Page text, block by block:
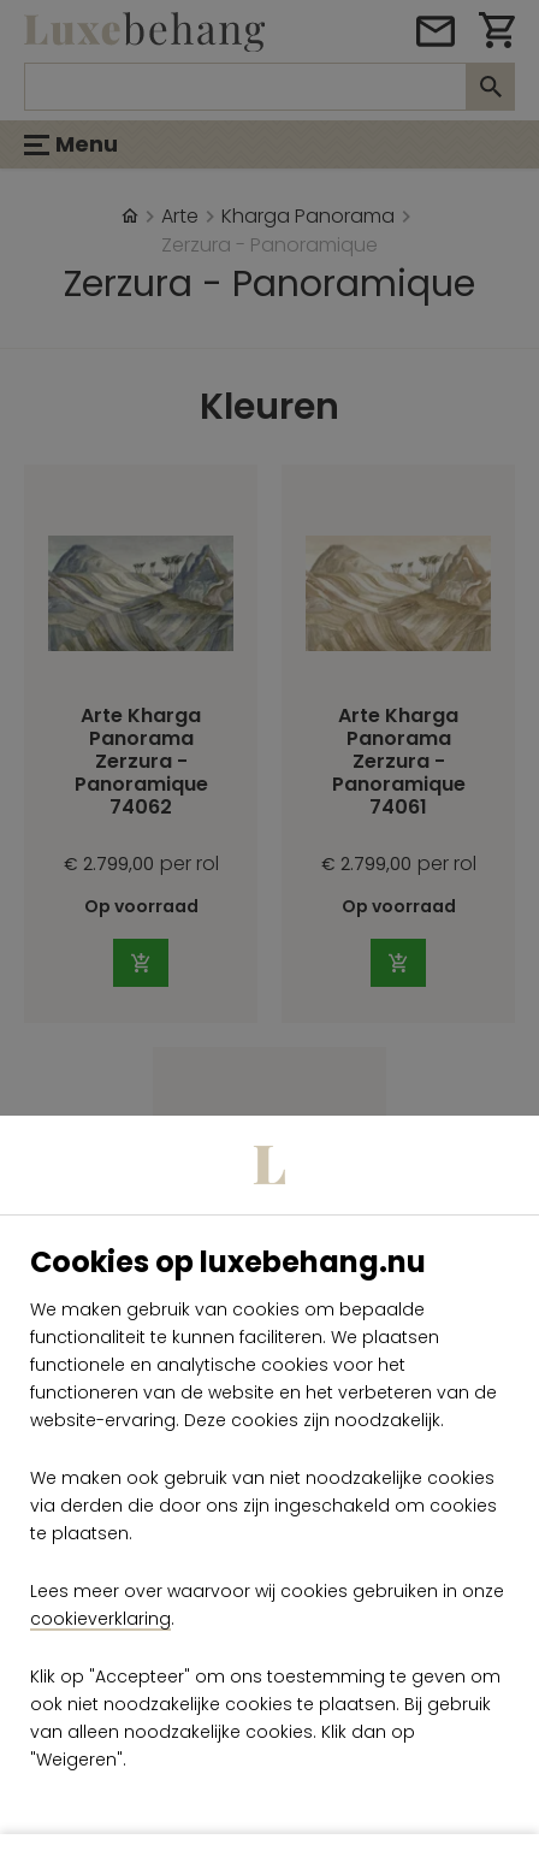
Cookies op luxebehang.nu
We maken gebruik van cookies om bepaalde
functionaliteit te kunnen faciliteren. We plaatsen
functionele en analytische cookies voor het
functioneren van de website en het verbeteren van de
website-ervaring. Deze cookies zijn noodzakelijk.
We maken ook gebruik van niet noodzakelijke cookies
via derden die door ons zijn ingeschakeld om cookies
te plaatsen.
Lees meer over waarvoor wij cookies gebruiken in onze
cookieverklaring.
Klik op "Accepteer" om ons toestemming te geven om
ook niet noodzakelijke cookies te plaatsen. Bij gebruik
van alleen noodzakelijke cookies. Klik dan op
"Weigeren".
Menu
Arte
Kharga Panorama
Zerzura - Panoramique
Zerzura - Panoramique
Kleuren
Arte Kharga
Panorama
Zerzura -
Panoramique
74062
€ 2.799,00 per rol
Op voorraad
Arte Kharga
Panorama
Zerzura -
Panoramique
74061
€ 2.799,00 per rol
Op voorraad
Arte Kharga
Panorama
Zerzura -
Panoramique
74060
Op voorraad
Gratis verzending vanaf €50,-